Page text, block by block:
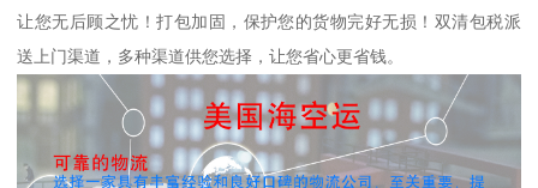
让您无后顾之忧！打包加固，保护您的货物完好无损！双清包税派
送上门渠道，多种渠道供您选择，让您省心更省钱。